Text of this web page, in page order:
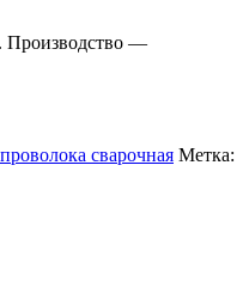
Производство —
сварочная Метка: